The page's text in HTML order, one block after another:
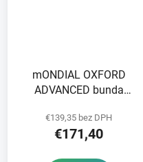
mONDIAL OXFORD
ADVANCED bunda
€139,35 bez DPH
€171,40